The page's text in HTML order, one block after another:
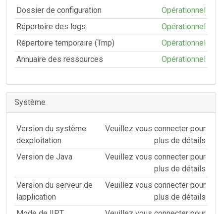
Dossier de configuration
Opérationnel
Répertoire des logs
Opérationnel
Répertoire temporaire (Tmp)
Opérationnel
Annuaire des ressources
Opérationnel
Système
Version du système
dexploitation
Veuillez vous connecter pour
plus de détails
Version de Java
Veuillez vous connecter pour
plus de détails
Version du serveur de
lapplication
Veuillez vous connecter pour
plus de détails